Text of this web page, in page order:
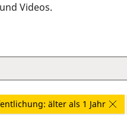
Videos.
älter als 1 Jahr